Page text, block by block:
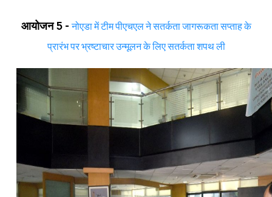
आयोजन 5 -नोएडा में टीम पीएचएल ने सतर्कता जागरूकता सप्ताह के
प्रारंभ पर भ्रष्टाचार उन्मूलन के लिए सतर्कता शपथ ली